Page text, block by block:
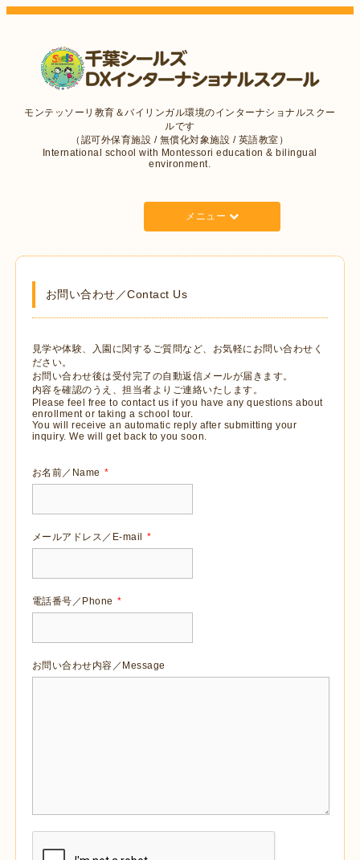
モンテッソーリ教育＆バイリンガル環境のインターナショナルスクー
ルです
（認可外保育施設 / 無償化対象施設 / 英語教室）
International school with Montessori education & bilingual
environment.
メニュー
お問い合わせ／Contact Us
見学や体験、入園に関するご質問など、お気軽にお問い合わせく
ださい。
お問い合わせ後は受付完了の自動返信メールが届きます。
内容を確認のうえ、担当者よりご連絡いたします。
Please feel free to contact us if you have any questions about
enrollment or taking a school tour.
You will receive an automatic reply after submitting your
inquiry. We will get back to you soon.
お名前／Name *
メールアドレス／E-mail *
電話番号／Phone *
お問い合わせ内容／Message